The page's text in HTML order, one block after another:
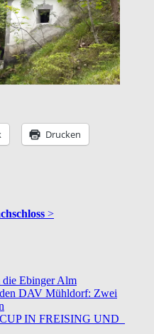
Drucken
>
die Ebinger Alm
DAV Mühldorf: Zwei
IN FREISING UND